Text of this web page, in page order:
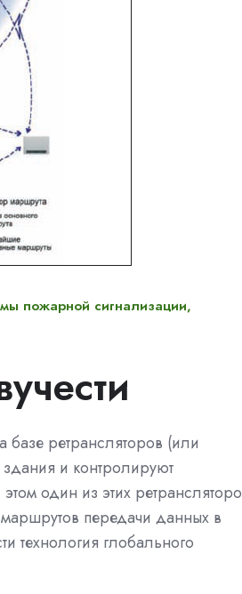
пожарной сигнализации,
базе ретрансляторов (или
и контролируют
один из этих
передачи данных в
технология глобального